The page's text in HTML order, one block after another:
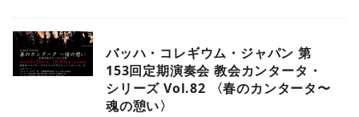
バッハ・コレギウム・ジャパン 第
153回定期演奏会 教会カンタータ・
シリーズ Vol.82 〈春のカンタータ〜
魂の憩い〉